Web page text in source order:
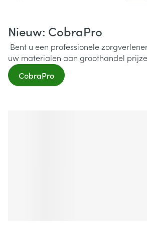
Nieuw: CobraPro
Bent u een professionele
uw materialen aan groothandel
CobraPro